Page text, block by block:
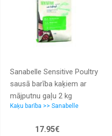
Sanabelle Sensitive Poultry
sausā barība kaķiem ar
mājputnu gaļu 2 kg
Kaķu barība >> Sanabelle
17.95€